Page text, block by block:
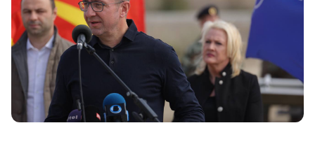
Влада
Претседател на Владата
Канцеларија на Претседателот на Владата
Заменици на Претседателот на Владата